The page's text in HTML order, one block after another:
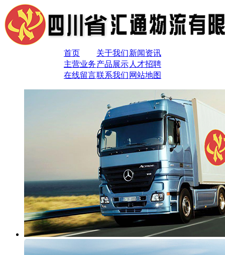
首页 关于我们新闻资讯
主营业务产品展示 人才招聘
在线留言联系我们 网站地图